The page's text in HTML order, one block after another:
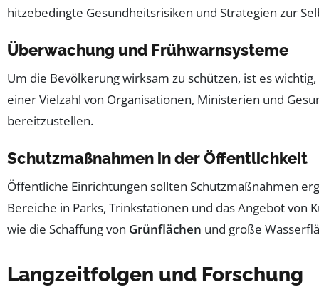
hitzebedingte Gesundheitsrisiken und Strategien zur
Überwachung und Frühwarnsysteme
Um die Bevölkerung wirksam zu schützen, ist es
einer Vielzahl von Organisationen, Ministerien und
bereitzustellen.
Schutzmaßnahmen in der Öffentlichkeit
Öffentliche Einrichtungen sollten Schutzmaßnahmen
Bereiche in Parks, Trinkstationen und das Angebot
wie die Schaffung von Grünflächen und große
Langzeitfolgen und Forschung